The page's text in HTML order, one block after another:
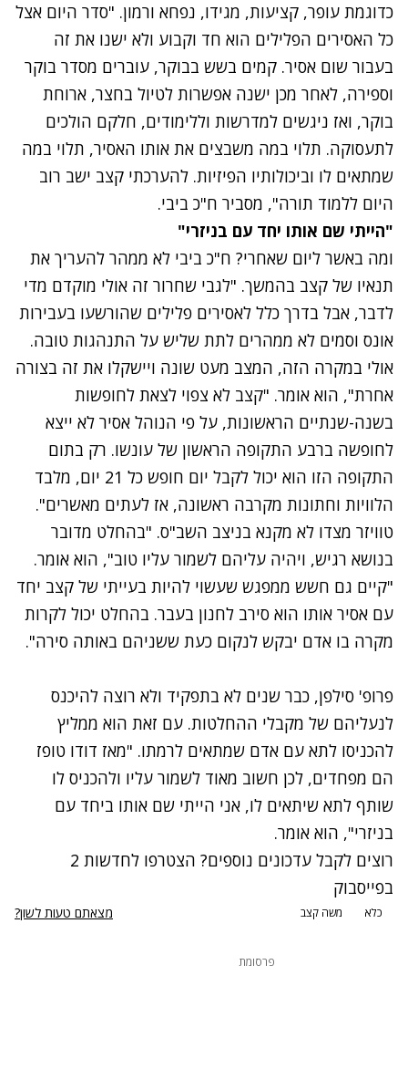
כדוגמת עופר, קציעות, מגידו, נפחא ורמון. "סדר היום אצל
כל האסירים הפלילים הוא חד וקבוע ולא ישנו את זה
בעבור שום אסיר. קמים בשש בבוקר, עוברים מסדר בוקר
וספירה, לאחר מכן ישנה אפשרות לטיול בחצר, ארוחת
בוקר, ואז ניגשים למדרשות וללימודים, חלקם הולכים
לתעסוקה. תלוי במה משבצים את אותו האסיר, תלוי במה
שמתאים לו וביכולותיו הפיזיות. להערכתי קצב ישב רוב
היום ללמוד תורה", מסביר ח"כ ביבי.
"הייתי שם אותו יחד עם בניזרי"
ומה באשר ליום שאחרי? ח"כ ביבי לא ממהר להעריך את
תנאיו של קצב בהמשך. "לגבי שחרור זה אולי מוקדם מדי
לדבר, אבל בדרך כלל לאסירים פלילים שהורשעו בעבירות
אונס וסמים לא ממהרים לתת שליש על התנהגות טובה.
אולי במקרה הזה, המצב מעט שונה ויישקלו את זה בצורה
אחרת", הוא אומר. "קצב לא צפוי לצאת לחופשות
בשנה-שנתיים הראשונות, על פי הנוהל אסיר לא ייצא
לחופשה ברבע התקופה הראשון של עונשו. רק בתום
התקופה הזו הוא יכול לקבל יום חופש כל 21 יום, מלבד
הלוויות וחתונות מקרבה ראשונה, אז לעתים מאשרים".
טוויזר מצדו לא מקנא בניצב השב"ס. "בהחלט מדובר
בנושא רגיש, ויהיה עליהם לשמור עליו טוב", הוא אומר.
"קיים גם חשש ממפגש שעשוי להיות בעייתי של קצב יחד
עם אסיר אותו הוא סירב לחנון בעבר. בהחלט יכול לקרות
מקרה בו אדם יבקש לנקום כעת ששניהם באותה סירה".
פרופ' סילפן, כבר שנים לא בתפקיד ולא רוצה להיכנס
לנעליהם של מקבלי ההחלטות. עם זאת הוא ממליץ
להכניסו לתא עם אדם שמתאים לרמתו. "מאז דודו טופז
הם מפחדים, לכן חשוב מאוד לשמור עליו ולהכניס לו
שותף לתא שיתאים לו, אני הייתי שם אותו ביחד עם
בניזרי", הוא אומר.
רוצים לקבל עדכונים נוספים? הצטרפו לחדשות 2
בפייסבוק
כלא משה קצב מצאתם טעות לשון?
פרסומת